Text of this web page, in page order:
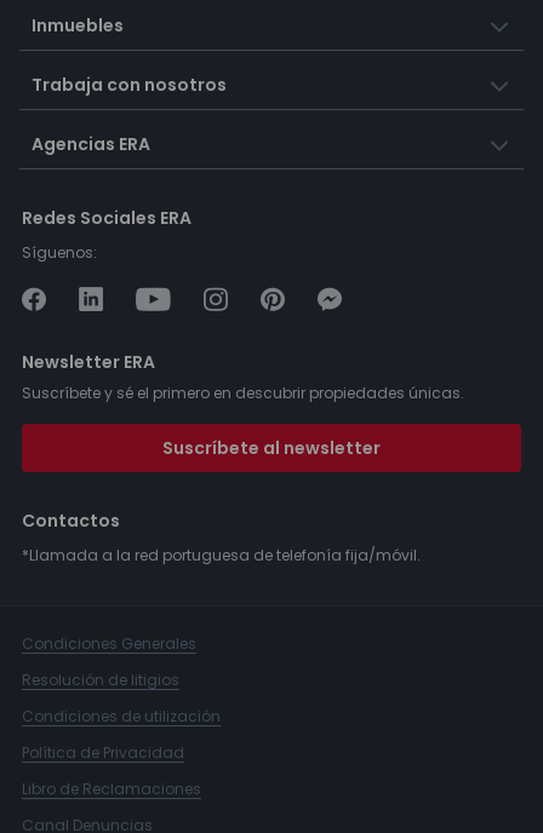
Inmuebles
Trabaja con nosotros
Agencias ERA
Redes Sociales ERA
Síguenos:
Newsletter ERA
Suscríbete y sé el primero en descubrir propiedades únicas.
Suscríbete al newsletter
Contactos
*Llamada a la red portuguesa de telefonía fija/móvil.
Condiciones Generales
Resolución de litigios
Condiciones de utilización
Política de Privacidad
Libro de Reclamaciones
Canal Denuncias